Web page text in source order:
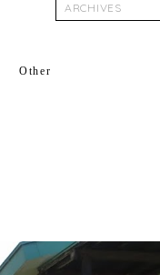
ARCHIVES
Other